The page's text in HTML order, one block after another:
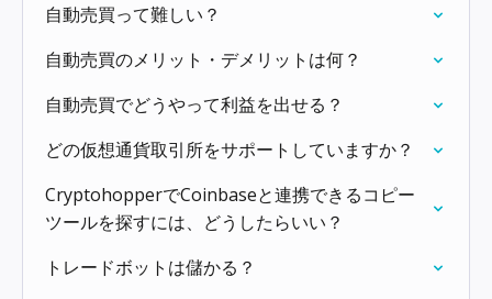
自動売買って難しい？
自動売買のメリット・デメリットは何？
自動売買でどうやって利益を出せる？
どの仮想通貨取引所をサポートしていますか？
CryptohopperでCoinbaseと連携できるコピー
ツールを探すには、どうしたらいい？
トレードボットは儲かる？